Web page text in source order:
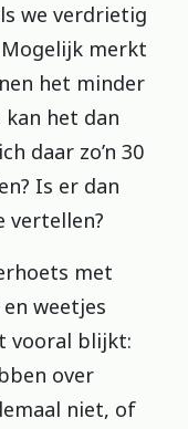
we verdrietig
merkt
het minder
kan het dan
daar zo’n 30
Is er dan
vertellen?
met
weetjes
vooral blijkt:
over
niet, of